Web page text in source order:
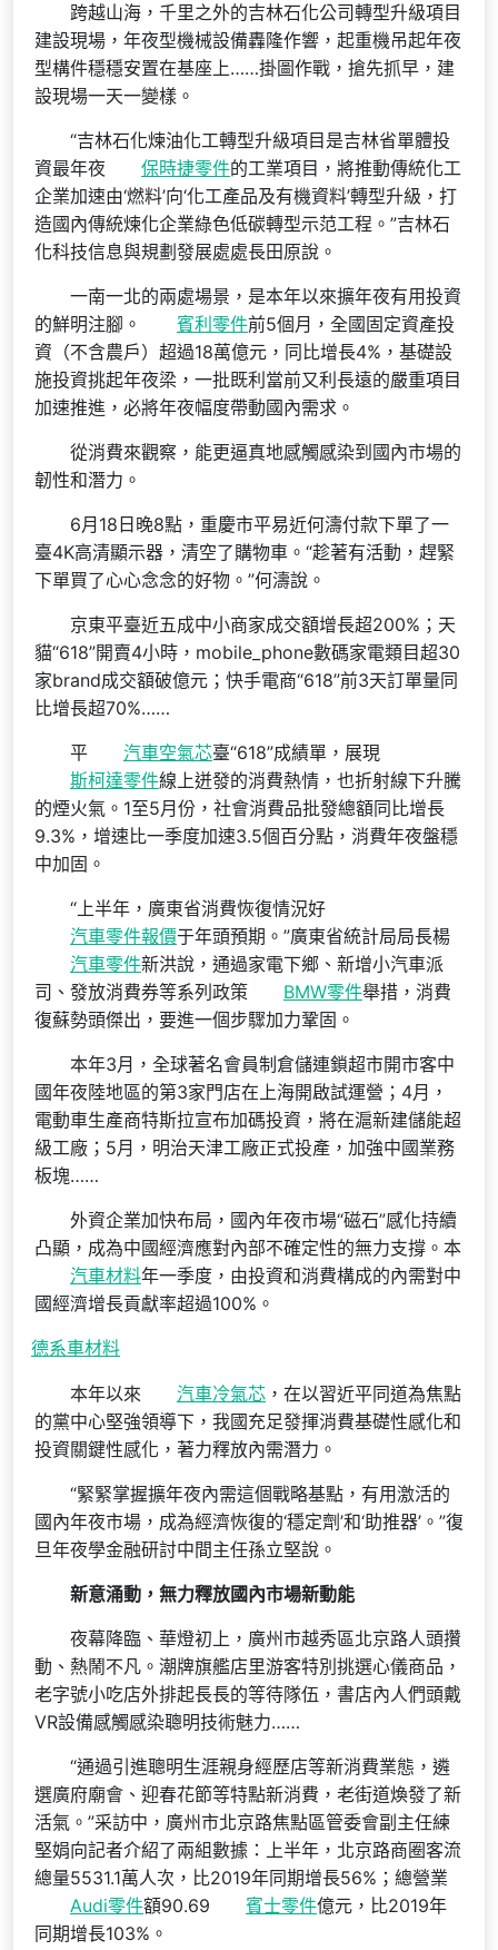
跨越山海，千里之外的吉林石化公司轉型升級項目
建設現場，年夜型機械設備轟隆作響，起重機吊起年夜
型構件穩穩安置在基座上……掛圖作戰，搶先抓早，建
設現場一天一變樣。
“吉林石化煉油化工轉型升級項目是吉林省單體投
資最年夜
保時捷零件的工業項目，將推動傳統化工
企業加速由‘燃料’向‘化工產品及有機資料’轉型升級，打
造國內傳統煉化企業綠色低碳轉型示范工程。”吉林石
化科技信息與規劃發展處處長田原說。
一南一北的兩處場景，是本年以來擴年夜有用投資
的鮮明注腳。
賓利零件前5個月，全國固定資產投
資（不含農戶）超過18萬億元，同比增長4%，基礎設
施投資挑起年夜梁，一批既利當前又利長遠的嚴重項目
加速推進，必將年夜幅度帶動國內需求。
從消費來觀察，能更逼真地感觸感染到國內市場的
韌性和潛力。
6月18日晚8點，重慶市平易近何濤付款下單了一
臺4K高清顯示器，清空了購物車。“趁著有活動，趕緊
下單買了心心念念的好物。”何濤說。
京東平臺近五成中小商家成交額增長超200%；天
貓“618”開賣4小時，mobile_phone數碼家電類目超30
家brand成交額破億元；快手電商“618”前3天訂單量同
比增長超70%……
平
汽車空氣芯臺“618”成績單，展現
斯柯達零件線上迸發的消費熱情，也折射線下升騰
的煙火氣。1至5月份，社會消費品批發總額同比增長
9.3%，增速比一季度加速3.5個百分點，消費年夜盤穩
中加固。
“上半年，廣東省消費恢復情況好
汽車零件報價于年頭預期。”廣東省統計局局長楊
汽車零件新洪說，通過家電下鄉、新增小汽車派
司、發放消費券等系列政策
BMW零件舉措，消費
復蘇勢頭傑出，要進一個步驟加力鞏固。
本年3月，全球著名會員制倉儲連鎖超市開市客中
國年夜陸地區的第3家門店在上海開啟試運營；4月，
電動車生產商特斯拉宣布加碼投資，將在滬新建儲能超
級工廠；5月，明治天津工廠正式投產，加強中國業務
板塊……
外資企業加快布局，國內年夜市場“磁石”感化持續
凸顯，成為中國經濟應對內部不確定性的無力支撐。本
汽車材料年一季度，由投資和消費構成的內需對中
國經濟增長貢獻率超過100%。
德系車材料
本年以來 汽車冷氣芯 ，在以習近平同道為焦點
的黨中心堅強領導下，我國充足發揮消費基礎性感化和
投資關鍵性感化，著力釋放內需潛力。
“緊緊掌握擴年夜內需這個戰略基點，有用激活的
國內年夜市場，成為經濟恢復的‘穩定劑’和‘助推器’。”復
旦年夜學金融研討中間主任孫立堅說。
新意涌動，無力釋放國內市場新動能
夜幕降臨、華燈初上，廣州市越秀區北京路人頭攢
動、熱鬧不凡。潮牌旗艦店里游客特別挑選心儀商品，
老字號小吃店外排起長長的等待隊伍，書店內人們頭戴
VR設備感觸感染聰明技術魅力……
“通過引進聰明生涯親身經歷店等新消費業態，遴
選廣府廟會、迎春花節等特點新消費，老街道煥發了新
活氣。”采訪中，廣州市北京路焦點區管委會副主任練
堅娟向記者介紹了兩組數據：上半年，北京路商圈客流
總量5531.1萬人次，比2019年同期增長56%；總營業
Audi零件額90.69 賓士零件億元，比2019年
同期增長103%。